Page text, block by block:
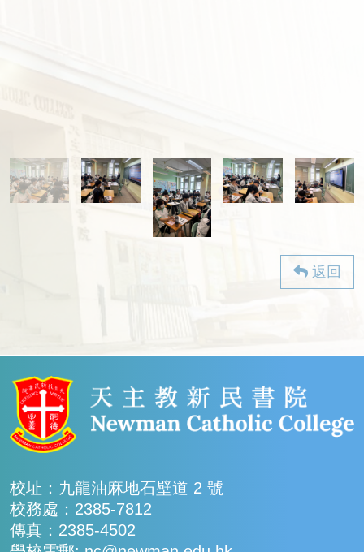
返回
校址：九龍油麻地石壁道 2 號
校務處：2385-7812
傳真：2385-4502